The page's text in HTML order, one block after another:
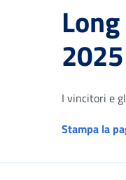
2025
I vincitori e
Stampa la